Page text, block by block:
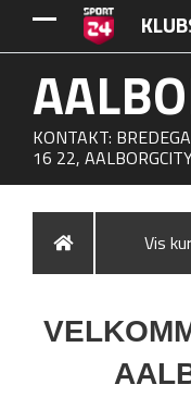
KONTAKT:
16 22,
Vis